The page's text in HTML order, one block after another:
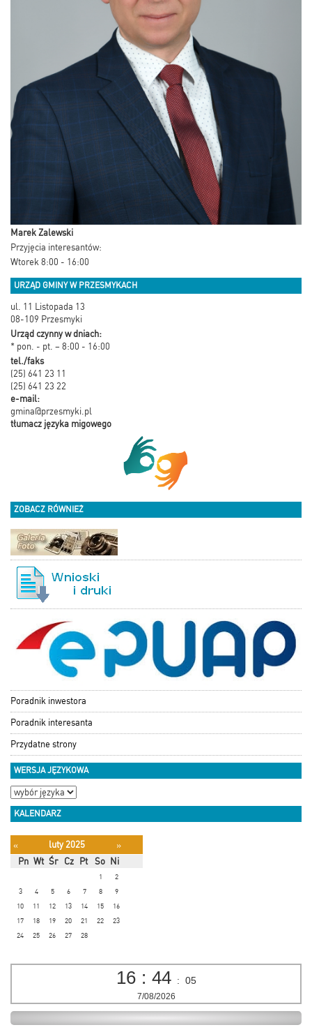
Marek Zalewski
Przyjęcia interesantów:
Wtorek 8:00 - 16:00
URZĄD GMINY W PRZESMYKACH
ul. 11 Listopada 13
08-109 Przesmyki
Urząd czynny w dniach:
* pon. - pt. – 8:00 - 16:00
tel./faks
(25) 641 23 11
(25) 641 23 22
e-mail:
gmina@przesmyki.pl
tłumacz języka migowego
ZOBACZ RÓWNIEŻ
Poradnik inwestora
Poradnik interesanta
Przydatne strony
WERSJA JĘZYKOWA
KALENDARZ
« luty 2025
»
Pn Wt Śr Cz Pt So Ni
1
2
3
4 5 6 7 8
9
10
11 12 13 14 15
16
17
18 19 20 21 22
23
24
25 26 27 28
16 : 44 : 06
7/08/2026